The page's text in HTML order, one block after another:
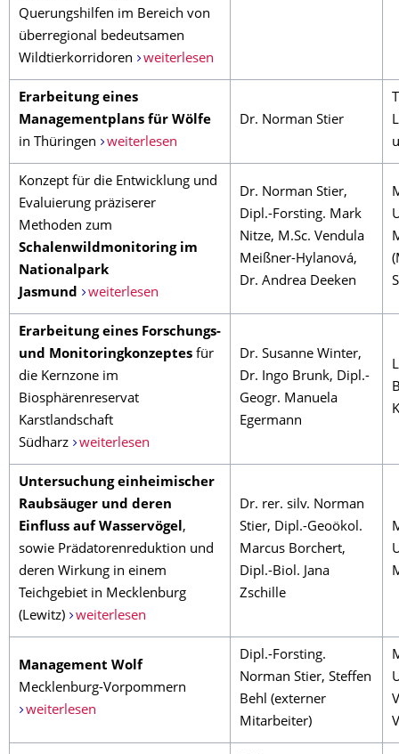
Querungshilfen im Bereich von
überregional bedeutsamen
Wildtierkorridoren
weiterlesen
Erarbeitung eines
Managementplans für Wölfe
in Thüringen
weiterlesen
Dr. Norman Stier
Konzept für die Entwicklung und
Evaluierung präziserer
Methoden zum
Schalenwildmonitoring im
Nationalpark
Jasmund
weiterlesen
Dr. Norman Stier,
Dipl.-Forsting. Mark
Nitze, M.Sc. Vendula
Meißner-Hylanová,
Dr. Andrea Deeken
Erarbeitung eines Forschungs-
und Monitoringkonzeptes für
die Kernzone im
Biosphärenreservat
Karstlandschaft
Südharz
weiterlesen
Dr. Susanne Winter,
Dr. Ingo Brunk, Dipl.-
Geogr. Manuela
Egermann
Untersuchung einheimischer
Raubsäuger und deren
Einfluss auf Wasservögel,
sowie Prädatorenreduktion und
deren Wirkung in einem
Teichgebiet in Mecklenburg
(Lewitz)
weiterlesen
Dr. rer. silv. Norman
Stier, Dipl.-Geoökol.
Marcus Borchert,
Dipl.-Biol. Jana
Zschille
Management Wolf
Mecklenburg-Vorpommern
weiterlesen
Dipl.-Forsting.
Norman Stier, Steffen
Behl (externer
Mitarbeiter)